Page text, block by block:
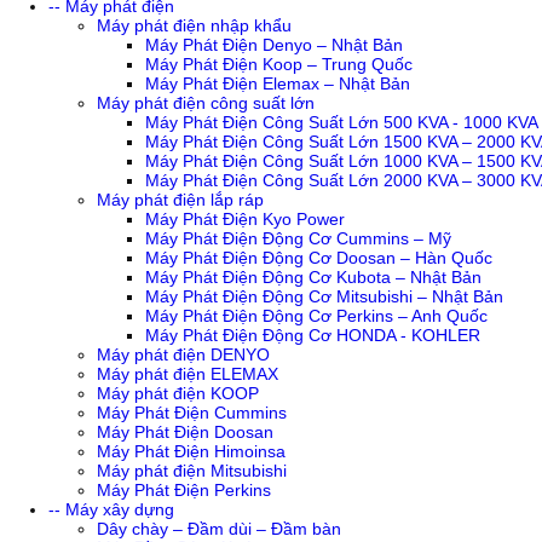
-- Máy phát điện
Máy phát điện nhập khẩu
Máy Phát Điện Denyo – Nhật Bản
Máy Phát Điện Koop – Trung Quốc
Máy Phát Điện Elemax – Nhật Bản
Máy phát điện công suất lớn
Máy Phát Điện Công Suất Lớn 500 KVA - 1000 KVA
Máy Phát Điện Công Suất Lớn 1500 KVA – 2000
Máy Phát Điện Công Suất Lớn 1000 KVA – 1500
Máy Phát Điện Công Suất Lớn 2000 KVA – 3000
Máy phát điện lắp ráp
Máy Phát Điện Kyo Power
Máy Phát Điện Động Cơ Cummins – Mỹ
Máy Phát Điện Động Cơ Doosan – Hàn Quốc
Máy Phát Điện Động Cơ Kubota – Nhật Bản
Máy Phát Điện Động Cơ Mitsubishi – Nhật Bản
Máy Phát Điện Động Cơ Perkins – Anh Quốc
Máy Phát Điện Động Cơ HONDA - KOHLER
Máy phát điện DENYO
Máy phát điện ELEMAX
Máy phát điện KOOP
Máy Phát Điện Cummins
Máy Phát Điện Doosan
Máy Phát Điện Himoinsa
Máy phát điện Mitsubishi
Máy Phát Điện Perkins
-- Máy xây dựng
Dây chày – Đầm dùi – Đầm bàn